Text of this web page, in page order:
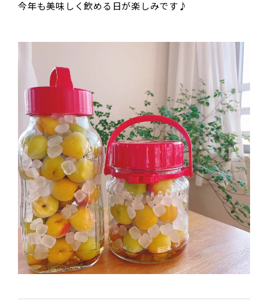
今年も美味しく飲める日が楽しみです♪